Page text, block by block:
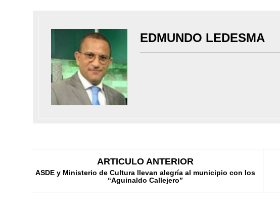
EDMUNDO LEDESMA
ARTICULO ANTERIOR
ASDE y Ministerio de Cultura llevan alegría al municipio con los
“Aguinaldo Callejero”